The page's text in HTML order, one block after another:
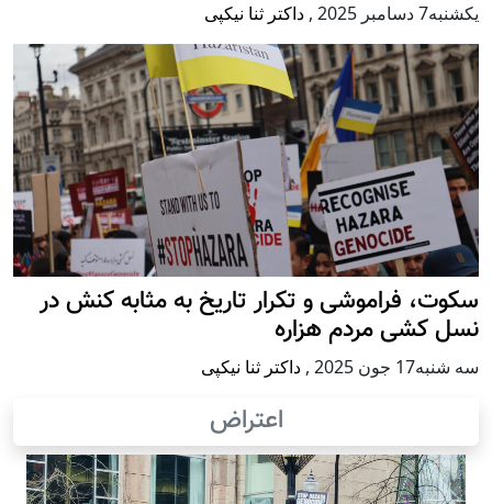
يكشنبه7 دسامبر 2025 , داکتر ثنا نیکپی
سکوت، فراموشی و تکرار تاريخ به مثابه کنش در
نسل کشی مردم هزاره
سه شنبه17 جون 2025 , داکتر ثنا نیکپی
اعتراض